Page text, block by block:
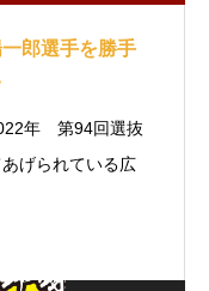
郎選手を勝手
年 第94回選抜
げられている広